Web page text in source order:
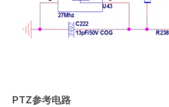
PTZ参考电路